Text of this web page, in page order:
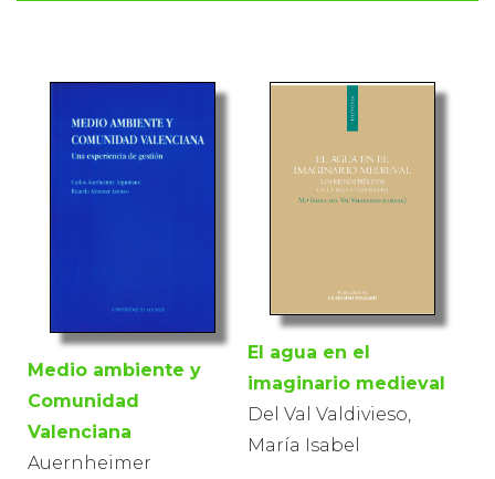
Medio ambiente y
Comunidad
Valenciana
Auernheimer
El agua en el
imaginario medieval
Del Val Valdivieso,
María Isabel